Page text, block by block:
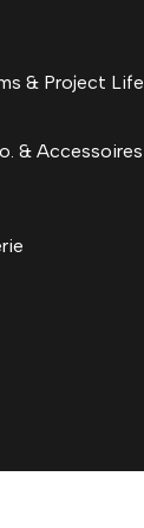
& Project Life
& Accessoires